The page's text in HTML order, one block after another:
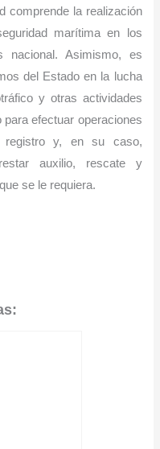
comprende la realización
marítima en los
nacional. Asimismo, es
del Estado en la lucha
y otras actividades
efectuar operaciones
registro y, en su caso,
auxilio, rescate y
se le requiera.